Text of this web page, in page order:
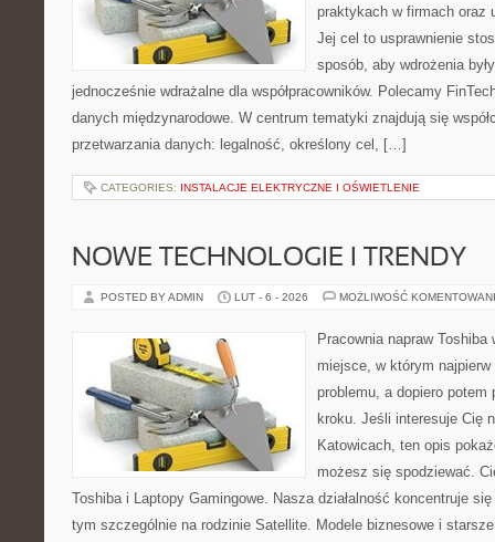
praktykach w firmach oraz
Jej cel to usprawnienie
sposób, aby wdrożenia
jednocześnie wdrażalne dla współpracowników. Polecamy
danych międzynarodowe. W centrum tematyki znajdują się
przetwarzania danych: legalność, określony cel, […]
CATEGORIES: INSTALACJE ELEKTRYCZNE I OŚWIETLENIE
NOWE TECHNOLOGIE I TRENDY
POSTED BY ADMIN LUT - 6 - 2026 MOŻLIWOŚĆ
Pracownia napraw
miejsce, w którym
problemu, a dopiero potem
kroku. Jeśli interesuje Cię
Katowicach, ten opis
możesz się spodziewać.
Toshiba i Laptopy Gamingowe. Nasza działalność koncentruje
tym szczególnie na rodzinie Satellite. Modele biznesowe i